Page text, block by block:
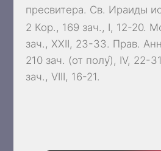
пресвитера. Св. Ираиды
2 Кор., 169 зач., I, 12-20.
зач., XXII, 23-33. Прав.
210 зач. (от полу́), IV, 22-
зач., VIII, 16-21.